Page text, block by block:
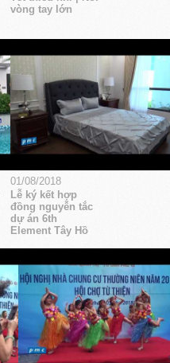
vòng tay lớn
01/08/2018
Lễ ký kết hợp
đồng nguyễn tắc
dự án 6th
Element Tây Hồ